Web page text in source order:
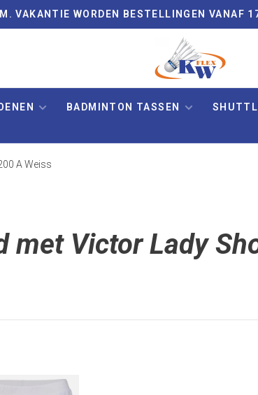
VAKANTIE WORDEN BESTELLINGEN VANAF
BADMINTON TASSEN
A Weiss
met Victor Lady